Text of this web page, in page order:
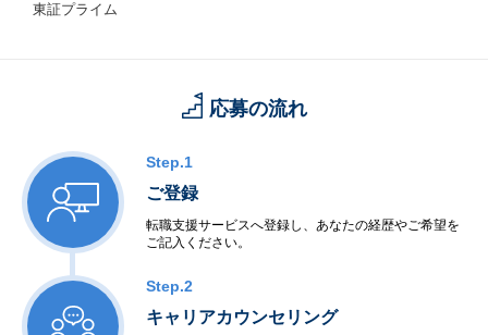
東証プライム
応募の流れ
Step.1
ご登録
転職支援サービスへ登録し、あなたの経歴やご希望を
ご記入ください。
Step.2
キャリアカウンセリング